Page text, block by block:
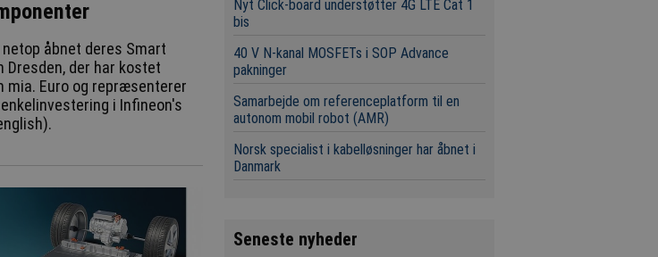
åbnet deres Smart
Dresden, der har kostet
mia. Euro og repræsenterer
i Infineon's
Nyt Click-board understøtter 4G LTE Cat 1
bis
40 V N-kanal MOSFETs i SOP Advance
pakninger
Samarbejde om referenceplatform til en
autonom mobil robot (AMR)
Norsk specialist i kabelløsninger har åbnet i
Danmark
Seneste nyheder